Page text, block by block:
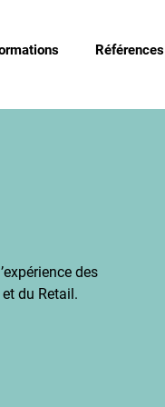
Références
des
du Retail.